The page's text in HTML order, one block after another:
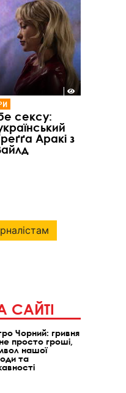
сексу:
Аракі з
САЙТІ
Чорний: гривня
просто гроші,
нашої
та